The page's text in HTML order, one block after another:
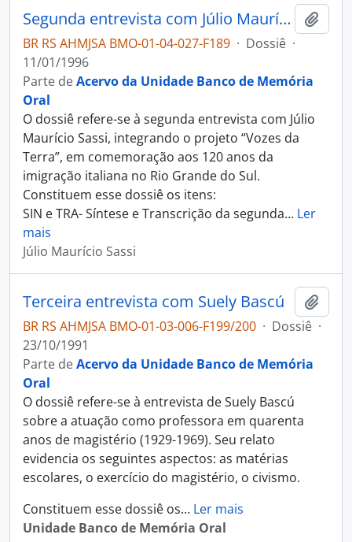
Segunda entrevista com Júlio Maurício Sassi
BR RS AHMJSA BMO-01-04-027-F189 · Dossiê ·
11/01/1996
Parte deAcervo da Unidade Banco de Memória
Oral
O dossiê refere-se à segunda entrevista com Júlio
Maurício Sassi, integrando o projeto “Vozes da
Terra”, em comemoração aos 120 anos da
imigração italiana no Rio Grande do Sul.
Constituem esse dossiê os itens:
SIN e TRA- Síntese e Transcrição da segunda… Ler
mais
Júlio Maurício Sassi
Terceira entrevista com Suely Bascú
BR RS AHMJSA BMO-01-03-006-F199/200 · Dossiê ·
23/10/1991
Parte deAcervo da Unidade Banco de Memória
Oral
O dossiê refere-se à entrevista de Suely Bascú
sobre a atuação como professora em quarenta
anos de magistério (1929-1969). Seu relato
evidencia os seguintes aspectos: as matérias
escolares, o exercício do magistério, o civismo.
Constituem esse dossiê os… Ler mais
Unidade Banco de Memória Oral